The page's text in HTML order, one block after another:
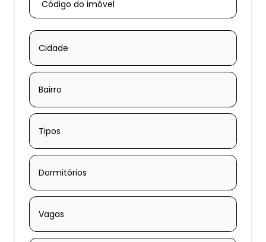
Cidade
Bairro
Tipos
Dormitórios
Vagas